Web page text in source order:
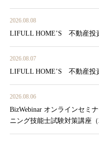
2026.08.08
LIFULL HOME’S 不動産
2026.08.07
LIFULL HOME’S 不動産
2026.08.06
BizWebinar オンラインセミ
ニング技能士試験対策講座